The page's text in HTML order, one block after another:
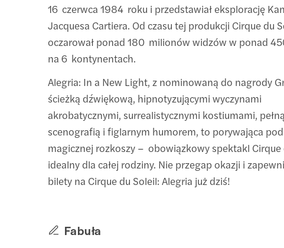
16 czerwca 1984 roku i przedstawiał eksplorację
Jacquesa Cartiera. Od czasu tej produkcji Cirque du
oczarował ponad 180 milionów widzów w ponad
na 6 kontynentach.
Alegria: In a New Light, z nominowaną do nagrody
ścieżką dźwiękową, hipnotyzującymi wyczynami
akrobatycznymi, surrealistycznymi kostiumami,
scenografią i figlarnym humorem, to porywająca
magicznej rozkoszy – obowiązkowy spektakl Cirque
idealny dla całej rodziny. Nie przegap okazji i
bilety na Cirque du Soleil: Alegria już dziś!
Fabuła